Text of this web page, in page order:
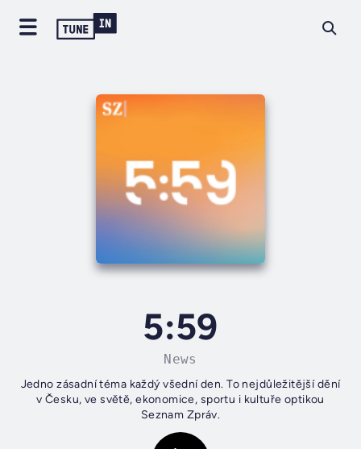
5:59
News
Jedno zásadní téma každý všední den. To nejdůležitější dění
v Česku, ve světě, ekonomice, sportu i kultuře optikou
Seznam Zpráv.